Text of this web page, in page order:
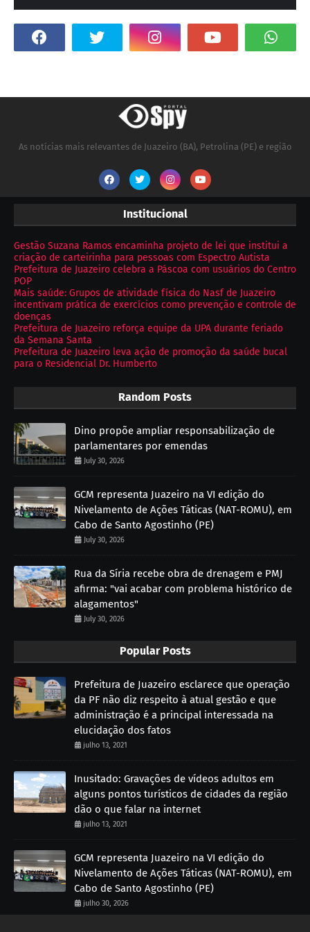
As notícias mais relevantes de Juazeiro (BA), Petrolina (PE) e região
Institucional
Gestão Suzana Ramos encaminha projeto de lei que institui a
criação de carteirinha para pessoas com Espectro Autista
Prefeitura de Juazeiro celebra a Páscoa com usuários do Centro
POP
Mais saúde: Grupos de atividade física do Nasf de Juazeiro
incentivam prática de exercícios como prevenção e controle de
doenças
Prefeitura de Juazeiro reforça equipe da UPA durante feriado
da Semana Santa
Prefeitura de Juazeiro leva ação de promoção da saúde bucal
para o Residencial Dr. Humberto
Random Posts
Dino propõe ampliar responsabilização de
parlamentares por emendas
July 30, 2026
GCM representa Juazeiro na VI edição do
Nivelamento de Ações Táticas (NAT-ROMU), em
Cabo de Santo Agostinho (PE)
July 30, 2026
Rua da Síria recebe obra de drenagem e PMJ
afirma: "vai acabar com problema histórico de
alagamentos"
July 30, 2026
Popular Posts
Prefeitura de Juazeiro esclarece que operação
da PF não diz respeito à atual gestão e que
administração é a principal interessada na
elucidação dos fatos
julho 13, 2021
Inusitado: Gravações de vídeos adultos em
alguns pontos turísticos de cidades da região
dão o que falar na internet
julho 13, 2021
GCM representa Juazeiro na VI edição do
Nivelamento de Ações Táticas (NAT-ROMU), em
Cabo de Santo Agostinho (PE)
julho 30, 2026